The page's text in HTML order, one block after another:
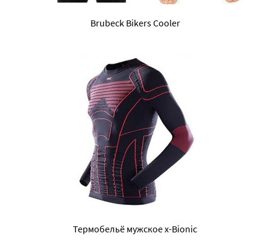
Brubeck Bikers Cooler
Термобельё мужское x-Bionic